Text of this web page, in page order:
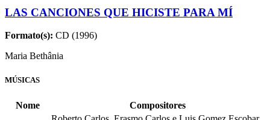
LAS CANCIONES QUE HICISTE PARA MÍ
Formato(s): CD (1996)
Maria Bethânia
MÚSICAS
Nome
Compositores